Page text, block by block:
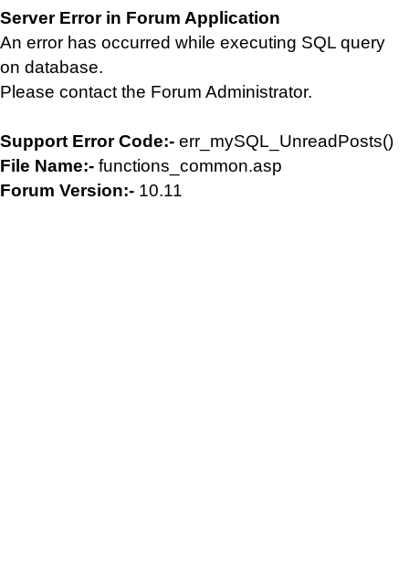
Server Error in Forum Application
An error has occurred while executing SQL query
on database.
Please contact the Forum Administrator.
Support Error Code:- err_mySQL_UnreadPosts()
File Name:- functions_common.asp
Forum Version:- 10.11